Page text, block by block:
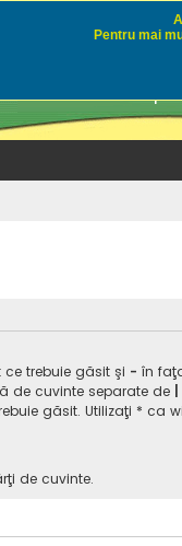
Discutii
trebuie găsit şi - în
de cuvinte separate de
găsit. Utilizaţi * ca
de cuvinte.
Pentru mai